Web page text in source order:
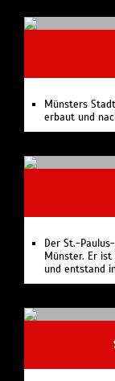
Münsters
erbaut und
Der St.-
Münster. Er
und entstand